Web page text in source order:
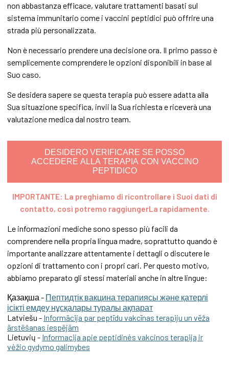
non abbastanza efficace, valutare trattamenti basati sul
sistema immunitario come i vaccini peptidici può offrire una
strada più personalizzata.
Non è necessario prendere una decisione ora. Il primo passo è
semplicemente comprendere le opzioni disponibili in base al
Suo caso.
Se desidera sapere se questa terapia può essere adatta alla
Sua situazione specifica, invii la Sua richiesta e riceverà una
valutazione medica dal nostro team.
DESIDERO VERIFICARE SE POSSO
ACCEDERE ALLA TERAPIA CON VACCINO
PEPTIDICO
IMPORTANTE: La preghiamo di ricontrollare i Suoi dati di
contatto, così potremo raggiungerLa rapidamente.
Le informazioni mediche sono spesso più facili da
comprendere nella propria lingua madre, soprattutto quando è
importante analizzare attentamente i dettagli o discutere le
opzioni di trattamento con i propri cari. Per questo motivo,
abbiamo preparato gli stessi materiali anche in altre lingue:
Қазақша - Пептидтік вакцина терапиясы және қатерлі
ісікті емдеу нұсқалары туралы ақпарат
Latviešu - Informācija par peptīdu vakcīnas terapiju un vēža
ārstēšanas iespējām
Lietuvių - Informacija apie peptidinės vakcinos terapiją ir
vėžio gydymo galimybes